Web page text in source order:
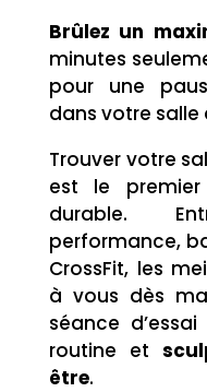
Brûlez un
minutes
pour une
dans votre salle
Trouver votre
est le
durable.
performance,
CrossFit, les
à vous dès
séance
routine et
être.